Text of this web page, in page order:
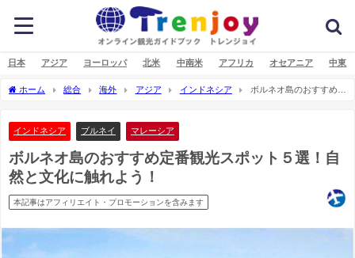
日本 アジア ヨーロッパ 北米 中南米 アフリカ オセアニア 中東
ホーム 総合 海外 アジア インドネシア
ボルネオ島のおすすめ定
インドネシア ブルネイ マレーシア
ボルネオ島のおすすめ定番観光スポット５選！自
然と文化に触れよう！
本記事はアフィリエイト・プロモーションを含みます